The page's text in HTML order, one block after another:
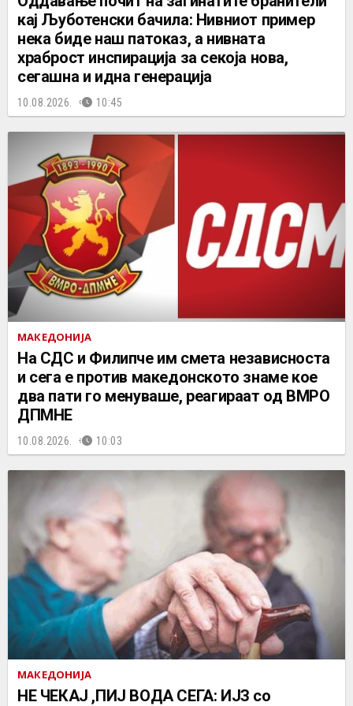
кај Љуботенски бачила: Нивниот пример
нека биде наш патоказ, а нивната
храброст инспирација за секоја нова,
сегашна и идна генерација
10.08.2026. 10:45
МАКЕДОНИЈА
На СДС и Филипче им смета независноста
и сега е против македонското знаме кое
два пати го менуваше, реагираат од ВМРО
ДПМНЕ
10.08.2026. 10:03
МАКЕДОНИЈА
НЕ ЧEКАЈ ,ПИЈ ВОДА СЕГА: ИЈЗ со